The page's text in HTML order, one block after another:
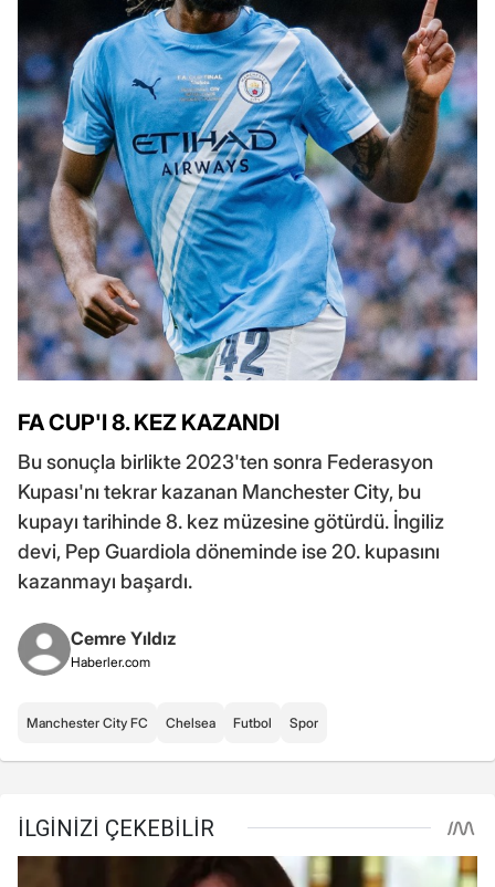
FA CUP'I 8. KEZ KAZANDI
Bu sonuçla birlikte 2023'ten sonra Federasyon
Kupası'nı tekrar kazanan Manchester City, bu
kupayı tarihinde 8. kez müzesine götürdü. İngiliz
devi, Pep Guardiola döneminde ise 20. kupasını
kazanmayı başardı.
Cemre Yıldız
Haberler.com
Manchester City FC Chelsea Futbol Spor